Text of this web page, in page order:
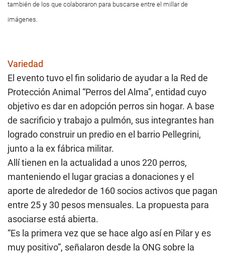
también de los que colaboraron para buscarse entre el millar de
imágenes.
Variedad
El evento tuvo el fin solidario de ayudar a la Red de
Protección Animal “Perros del Alma”, entidad cuyo
objetivo es dar en adopción perros sin hogar. A base
de sacrificio y trabajo a pulmón, sus integrantes han
logrado construir un predio en el barrio Pellegrini,
junto a la ex fábrica militar.
Allí tienen en la actualidad a unos 220 perros,
manteniendo el lugar gracias a donaciones y el
aporte de alrededor de 160 socios activos que pagan
entre 25 y 30 pesos mensuales. La propuesta para
asociarse está abierta.
“Es la primera vez que se hace algo así en Pilar y es
muy positivo”, señalaron desde la ONG sobre la